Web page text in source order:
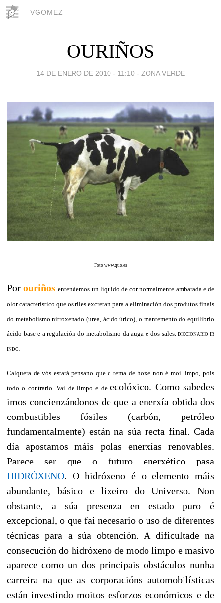
VGOMEZ
OURIÑOS
14 DE ENERO DE 2010 - 11:10 - ZONA VERDE
Foto www.quo.es
Porouriños entendemos un líquido de cor normalmente ambarada e de
olor característico que os riles excretan para a eliminación dos produtos finais
do metabolismo nitroxenado (urea, ácido úrico), o mantemento do equilibrio
ácido-base e a regulación do metabolismo da auga e dos sales.DICCIONARIO IR
INDO.
Calquera de vós estará pensano que o tema de hoxe non é moi limpo, pois
todo o contrario. Vai de limpo e deecolóxico. Como sabedes
imos concienzándonos de que a enerxía obtida dos
combustibles fósiles (carbón, petróleo
fundamentalmente) están na súa recta final. Cada
día apostamos máis polas enerxías renovables.
Parece ser que o futuro enerxético pasa
HIDRÓXENO. O hidróxeno é o elemento máis
abundante, básico e lixeiro do Universo. Non
obstante, a súa presenza en estado puro é
excepcional, o que fai necesario o uso de diferentes
técnicas para a súa obtención. A dificultade na
consecución do hidróxeno de modo limpo e masivo
aparece como un dos principais obstáculos nunha
carreira na que as corporacións automobilísticas
están investindo moitos esforzos económicos e de